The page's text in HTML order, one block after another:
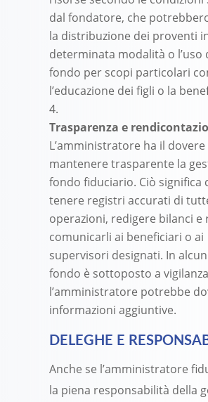
dal fondatore, che
la distribuzione dei proventi
determinata modalità o l’uso
fondo per scopi particolari
l’educazione dei figli o la
Trasparenza e
L’amministratore ha il dovere
mantenere trasparente la
fondo fiduciario. Ciò significa
tenere registri accurati di
operazioni, redigere bilanci e
comunicarli ai beneficiari o ai
supervisori designati. In
fondo è sottoposto a
l’amministratore potrebbe
informazioni aggiuntive.
DELEGHE E
Anche se l’amministratore
la piena responsabilità della